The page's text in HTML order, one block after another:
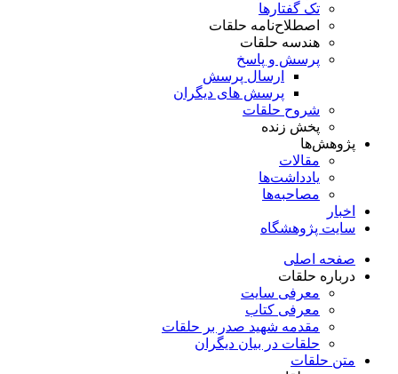
تک گفتارها
اصطلاح‌نامه حلقات
هندسه حلقات
پرسش و پاسخ
ارسال پرسش
پرسش های دیگران
شروح حلقات
پخش زنده
پژوهش‌ها
مقالات
یادداشت‌ها
مصاحبه‌ها
اخبار
سایت پژوهشگاه
صفحه اصلی
درباره حلقات
معرفی سایت
معرفی کتاب
مقدمه شهید صدر بر حلقات
حلقات در بیان دیگران
متن حلقات